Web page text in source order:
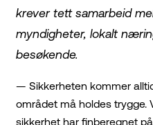
krever tett samarbeid
myndigheter, lokalt
besøkende.
— Sikkerheten kommer
området må holdes trygge.
sikkerhet har finberegnet